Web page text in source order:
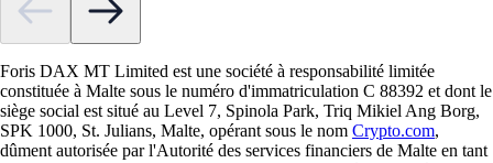
Foris DAX MT Limited est une société à responsabilité limitée
constituée à Malte sous le numéro d'immatriculation C 88392 et dont le
siège social est situé au Level 7, Spinola Park, Triq Mikiel Ang Borg,
SPK 1000, St. Julians, Malte, opérant sous le nom Crypto.com,
dûment autorisée par l'Autorité des services financiers de Malte en tant